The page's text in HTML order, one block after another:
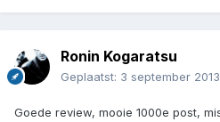
Ronin Kogaratsu
Geplaatst: 3 september 2013
Goede review, mooie 1000e post,